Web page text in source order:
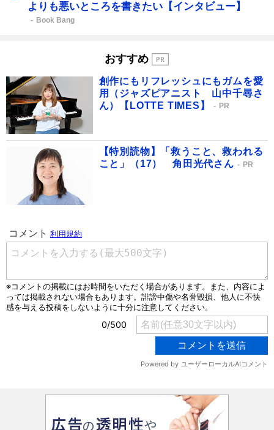
よりも悪いところを書きたい【インタビュー】
Book Bang
おすすめ
創作にもリフレッシュにもガムを愛
用（ジャズピアニスト 山中千尋さ
ん）【LOTTE TIMES】
PR
【特別読物】「救うこと、救われる
こと」（17） 角田光代さん
PR